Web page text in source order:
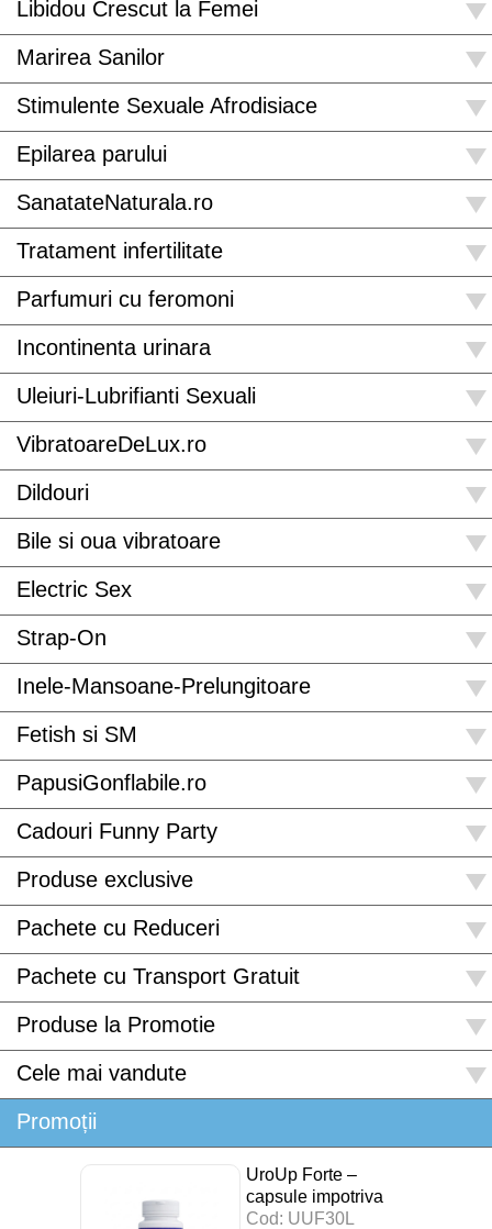
Libidou Crescut la Femei
Marirea Sanilor
Stimulente Sexuale Afrodisiace
Epilarea parului
SanatateNaturala.ro
Tratament infertilitate
Parfumuri cu feromoni
Incontinenta urinara
Uleiuri-Lubrifianti Sexuali
VibratoareDeLux.ro
Dildouri
Bile si oua vibratoare
Electric Sex
Strap-On
Inele-Mansoane-Prelungitoare
Fetish si SM
PapusiGonflabile.ro
Cadouri Funny Party
Produse exclusive
Pachete cu Reduceri
Pachete cu Transport Gratuit
Produse la Promotie
Cele mai vandute
Promoții
UroUp Forte –
capsule impotriva
prostatitei – 30 cps
Cod: UUF30L